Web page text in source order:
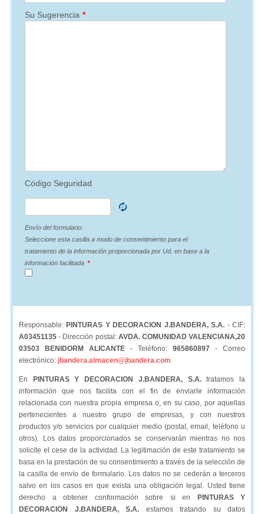
Blog
Su Sugerencia *
Código Seguridad
Envío del formulario:
Seleccione esta casilla a modo de consentimiento para el
tratamiento de la información proporcionada por Ud. en base a la
información facilitada *
Responsable:PINTURAS Y DECORACION J.BANDERA, S.A. - CIF:
A03451135 - Dirección postal: AVDA. COMUNIDAD VALENCIANA,20
03503 BENIDORM ALICANTE - Teléfono: 965860897 - Correo
electrónico: jbandera.almacen@jbandera.com
En PINTURAS Y DECORACION J.BANDERA, S.A.tratamos la
información que nos facilita con el fin de enviarle información
relacionada con nuestra propia empresa o, en su caso, por aquellas
pertenecientes a nuestro grupo de empresas, y con nuestros
productos y/o servicios por cualquier medio (postal, email, teléfono u
otros). Los datos proporcionados se conservarán mientras no nos
solicite el cese de la actividad. La legitimación de este tratamiento se
basa en la prestación de su consentimiento a través de la selección de
la casilla de envío de formulario. Los datos no se cederán a terceros
salvo en los casos en que exista una obligación legal. Usted tiene
derecho a obtener conformación sobre si en PINTURAS Y
DECORACION J.BANDERA, S.A. estamos tratando su datos